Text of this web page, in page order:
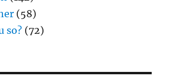
(58)
so? (72)